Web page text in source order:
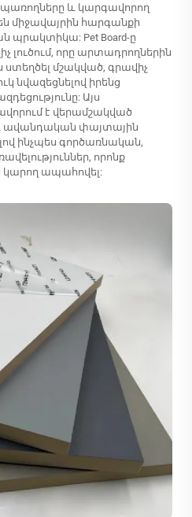
և կարգավորող
միջավայրին հարգանքի
պրակտիկա: Pet Board-ը
լուծում, որը արտադրողներին
ստեղծել մշակված, գրավիչ
նվազեցնելով իրենց
Այս
է վերամշակված
ավանդական փայտային
ինչպես գործառնական,
որոնք
կարող ապահովել: